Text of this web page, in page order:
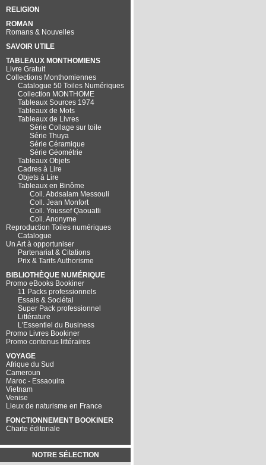
RELIGION
ROMAN
Romans & Nouvelles
SAVOIR UTILE
TABLEAUX MONTHOMIENS
Livre Gratuit
Collections Monthomiennes
Catalogue 50 Toiles Numériques
Collection MONTHOME
Tableaux Sources 1974
Tableaux de Mots
Tableaux de Livres
Série Collage sur toile
Série Thuya
Série Céramique
Série Géométrie
Tableaux Objets
Cadres à Lire
Objets à Lire
Tableaux en Binôme
Coll. Abdsalam Messouli
Coll. Jean Monfort
Coll. Youssef Qaouatli
Coll. Anonyme
Reproduction Toiles numériques
Catalogue
Un Art à opportuniser
Partenariat & Citations
Prix & Tarifs Authorisme
BIBLIOTHÈQUE NUMÉRIQUE
Promo eBooks Bookiner
11 Packs professionnels
Essais & Sociétal
Super Pack professionnel
Littérature
L'Essentiel du Business
Promo Livres Bookiner
Promo contenus littéraires
VOYAGE
Afrique du Sud
Cameroun
Maroc - Essaouira
Vietnam
Venise
Lieux de naturisme en France
FONCTIONNEMENT BOOKINER
Charte éditoriale
NOTRE SÉLECTION